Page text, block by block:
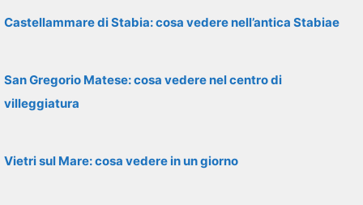
Castellammare di Stabia: cosa vedere nell’antica Stabiae
San Gregorio Matese: cosa vedere nel centro di
villeggiatura
Vietri sul Mare: cosa vedere in un giorno